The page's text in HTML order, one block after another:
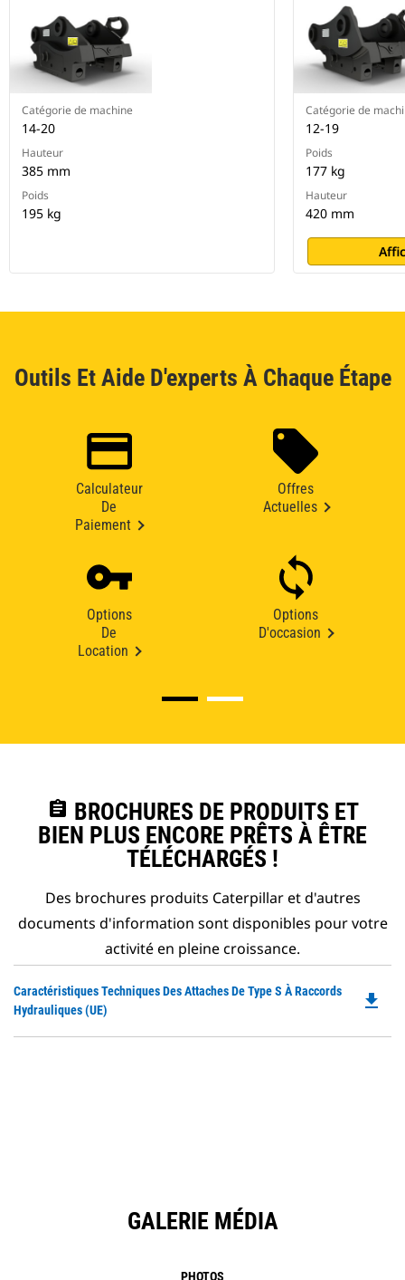
Catégorie de machine
14-20
Hauteur
385 mm
Poids
195 kg
Catégorie de
12-19
Poids
177 kg
Hauteur
420 mm
Outils Et Aide D'experts À Chaque Étape
Calculateur
De
Paiement
Offres
Actuelles
Options
De
Location
Options
D'occasion
assignment BROCHURES DE PRODUITS ET
BIEN PLUS ENCORE PRÊTS À ÊTRE
TÉLÉCHARGÉS !
Des brochures produits Caterpillar et d'autres
documents d'information sont disponibles pour votre
activité en pleine croissance.
Caractéristiques Techniques Des Attaches De Type S À Raccords
Hydrauliques (UE)
file_download
GALERIE MÉDIA
PHOTOS